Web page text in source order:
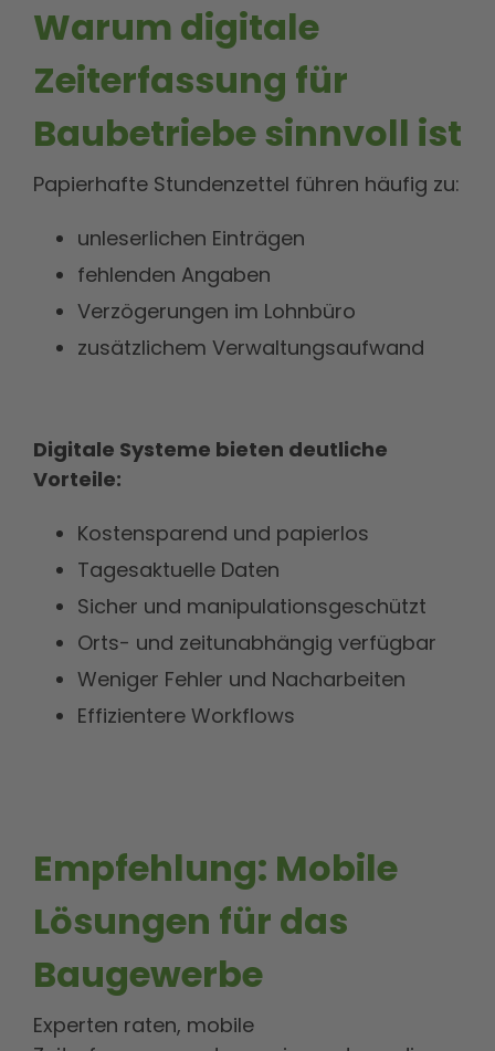
Warum digitale
Zeiterfassung für
Baubetriebe sinnvoll ist
Papierhafte Stundenzettel führen häufig zu:
unleserlichen Einträgen
fehlenden Angaben
Verzögerungen im Lohnbüro
zusätzlichem Verwaltungsaufwand
Digitale Systeme bieten deutliche
Vorteile:
Kostensparend und papierlos
Tagesaktuelle Daten
Sicher und manipulationsgeschützt
Orts- und zeitunabhängig verfügbar
Weniger Fehler und Nacharbeiten
Effizientere Workflows
Empfehlung: Mobile
Lösungen für das
Baugewerbe
Experten raten, mobile